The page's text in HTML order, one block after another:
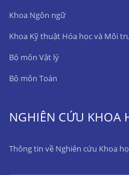
Khoa Ngôn ngữ
Khoa Kỹ thuật Hóa học và Môi
Bộ môn Vật lý
Bộ môn Toán
NGHIÊN CỨU KHOA
Thông tin về Nghiên cứu Khoa